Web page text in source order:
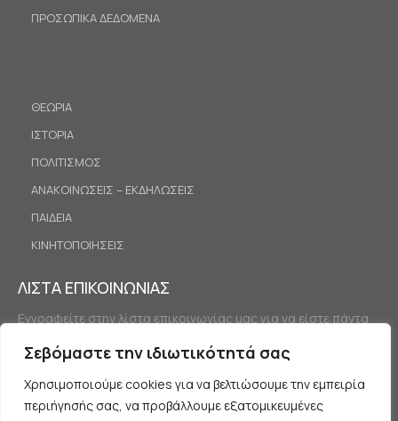
Σεβόμαστε την ιδιωτικότητά σας
Χρησιμοποιούμε cookies για να βελτιώσουμε την εμπειρία
περιήγησής σας, να προβάλλουμε εξατομικευμένες
ΠΡΟΣΩΠΙΚΑ ΔΕΔΟΜΕΝΑ
ΘΕΩΡΙΑ
ΙΣΤΟΡΙΑ
ΠΟΛΙΤΙΣΜΟΣ
ΑΝΑΚΟΙΝΩΣΕΙΣ – ΕΚΔΗΛΩΣΕΙΣ
ΠΑΙΔΕΙΑ
ΚΙΝΗΤΟΠΟΙΗΣΕΙΣ
ΛΙΣΤΑ ΕΠΙΚΟΙΝΩΝΙΑΣ
Εγγραφείτε στην λίστα επικοινωνίας μας για να είστε πάντα